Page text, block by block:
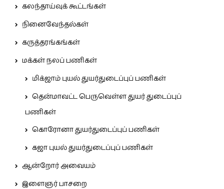
கலந்தாய்வுக் கூட்டங்கள்
நினைவேந்தல்கள்
கருத்தரங்கங்கள்
மக்கள் நலப் பணிகள்
மிக்ஜாம் புயல் துயர்துடைப்புப் பணிகள்
தென்மாவட்ட பெருவெள்ள துயர் துடைப்புப்
பணிகள்
கொரோனா துயர்துடைப்புப் பணிகள்
கஜா புயல் துயர்துடைப்புப் பணிகள்
ஆன்றோர் அவையம்
இளைஞர் பாசறை